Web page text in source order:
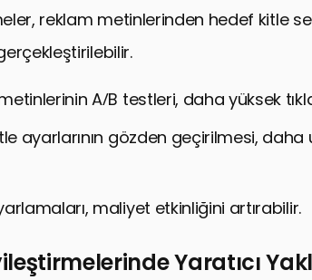
reklam metinlerinden hedef kitle
A/B testleri, daha yüksek
ayarlarının gözden geçirilmesi, daha
maliyet etkinliğini artırabilir.
Yaratıcı